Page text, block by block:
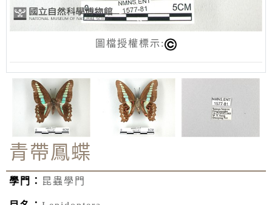
圖檔授權標示:
青帶鳳蝶
學門： 昆蟲學門